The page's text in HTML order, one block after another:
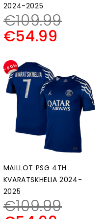
2024-2025
€109.99
€54.99
-50%
MAILLOT PSG 4TH
KVARATSKHELIA 2024-
2025
€109.99